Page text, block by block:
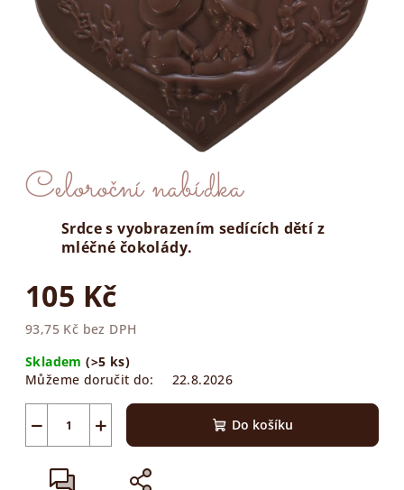
Celoroční nabídka
Srdce s vyobrazením sedících dětí z
mléčné čokolády.
105 Kč
93,75 Kč bez DPH
cena:
Skladem(>5 ks)
Můžeme doručit do:
22.8.2026
+
− Do košíku